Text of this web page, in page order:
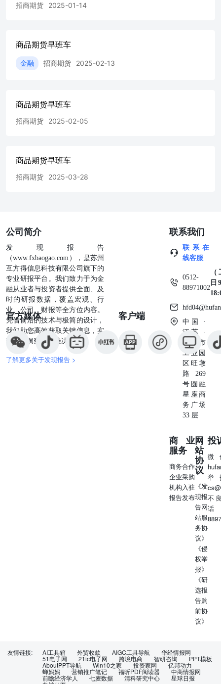
招商期货 2025-01-14
商品期货早班车
金融 招商期货 2025-02-13
商品期货早班车
招商期货 2025-02-05
商品期货早班车
招商期货 2025-03-28
公司简介
发现报告
（www.fxbaogao.com），是苏州
互方得信息科技有限公司旗下的
专业研报平台。我们致力于为金
融从业者与投资者提供全面、及
时的研报数据，覆盖宏观、行
业、公司、财报等全方位内容。
凭借前沿的技术与极简的设计，
我们助您高效获取关键信息，实
现深度洞察与精准决策。
了解更多关于发现报告 >
官方媒体 客户端
联系我们
联系在
线客服
0512-
88971002
日
中国 ·
江苏 ·
苏州市
工业园
区旺墩
路269
号圆融
星座商
务广场
33 层
商业
服务
商务合作
企业采购
机构入驻
报告发布
网
站
协
议
《发
现报
告网
站服
务协
议》
《侵
权举
报》
《研
选报
告购
前协
议》
投
微
举
不
友情链接: AI工具箱 外贸收款 AIGC工具导航 华经情报网
51电子网 21ic电子网 跨境电商 智研咨询 PPT模板
AboutPPT导航 Win10之家 投资家网 亿邦动力
蝉妈妈 营销推广笔记 福昕PDF阅读器 中商情报网
前瞻经济学人 七麦数据 清科研究中心 星球日报